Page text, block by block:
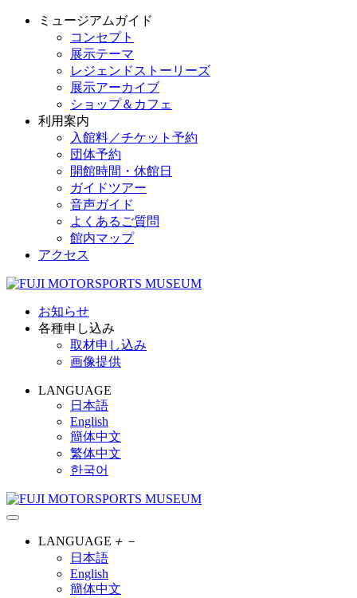
ミュージアムガイド
コンセプト
展示テーマ
レジェンドストーリーズ
展示アーカイブ
ショップ＆カフェ
利用案内
入館料／チケット予約
団体予約
開館時間・休館日
ガイドツアー
音声ガイド
よくあるご質問
館内マップ
アクセス
お知らせ
各種申し込み
取材申し込み
画像提供
LANGUAGE
日本語
English
簡体中文
繁体中文
한국어
LANGUAGE ＋ －
日本語
English
簡体中文